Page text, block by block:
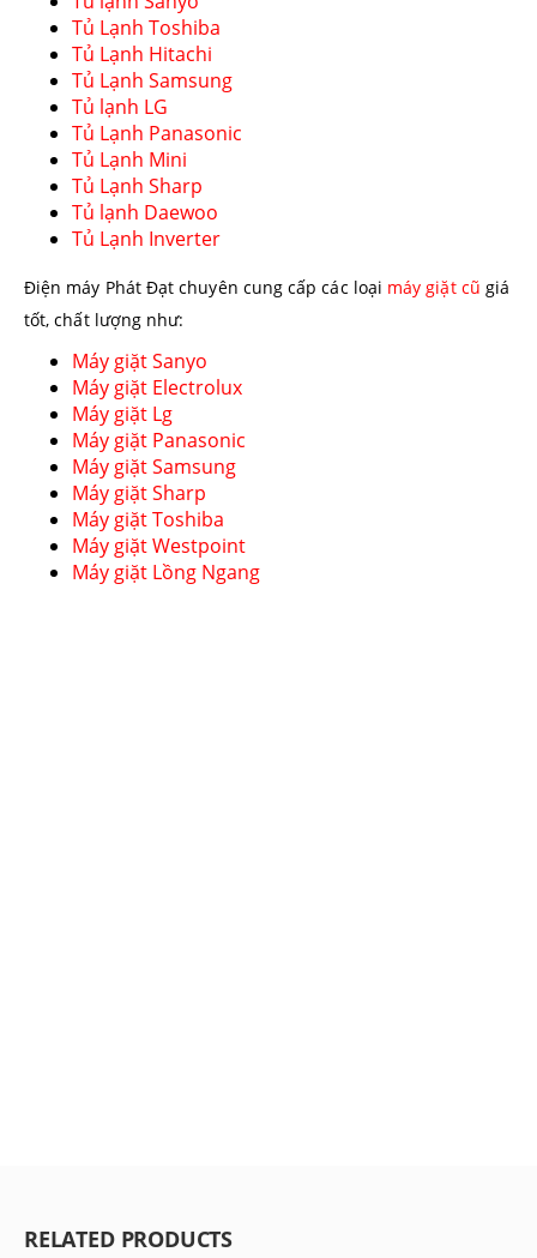
Tủ Lạnh Toshiba
Tủ Lạnh Hitachi
Tủ Lạnh Samsung
Tủ lạnh LG
Tủ Lạnh Panasonic
Tủ Lạnh Mini
Tủ Lạnh Sharp
Tủ lạnh Daewoo
Tủ Lạnh Inverter
Điện máy Phát Đạt chuyên cung cấp các loại máy giặt cũ giá
tốt, chất lượng như:
Máy giặt Sanyo
Máy giặt Electrolux
Máy giặt Lg
Máy giặt Panasonic
Máy giặt Samsung
Máy giặt Sharp
Máy giặt Toshiba
Máy giặt Westpoint
Máy giặt Lồng Ngang
RELATED PRODUCTS